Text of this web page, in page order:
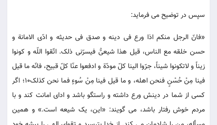
سپس در توضیح می فرماید:
«فانّ الرجل منکم اذا ورع فی دینه و صدق فی حدیثه و ادّی الامانة و
حسن خلقه مع الناس، قیل هذا شیعیٌّ فیسرّنی ذلک. اتّقوا اللّه و کونوا
زیناً و لاتکونوا شیناً، جرّوا الینا کلّ مودّة و ادفعوا عنّا کلّ قبیح، فانّه ما قیل
فینا مِنْ حُسْنٍ فنحن اهله، و ما قیل فینا مِنْ سُوءٍ فما نحن کذلک10؛ اگر
کسی از شما در دینش ورع داشته و راستگو باشد و ادای امانت کند و با
مردم خوش رفتار باشد، می گویند: «این، یک شیعه است.» و همین